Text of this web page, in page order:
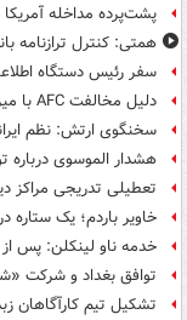
پشت‌پرده مداخله
همتی: کنترل ترازنامه
سفر رئیس دستگاه
دلیل مخالفت AFC با میزبانی آبی‌ها در عراق
سخنگوی ارتش: نظم
هشدار الموسوی درباره
تعطیلی تدریجی مراکز
خاویر باردم؛ یک ستاره
خدمه ناو لینکلن: پس از ۸ ماه حضور در دریا خسته و درمانده‌ شدیم
توافق بغداد و شرکت
تشکیل تیم کارآگاهان